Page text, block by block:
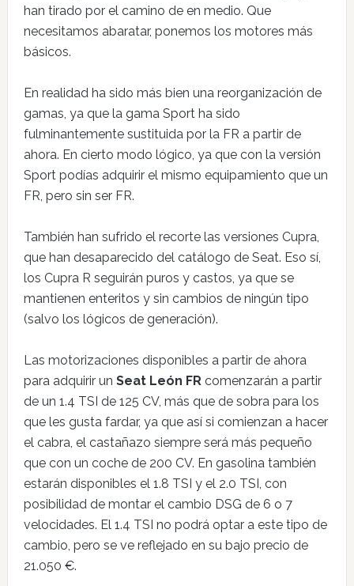
han tirado por el camino de en medio. Que
necesitamos abaratar, ponemos los motores más
básicos.
En realidad ha sido más bien una reorganización de
gamas, ya que la gama Sport ha sido
fulminantemente sustituida por la FR a partir de
ahora. En cierto modo lógico, ya que con la versión
Sport podías adquirir el mismo equipamiento que un
FR, pero sin ser FR.
También han sufrido el recorte las versiones Cupra,
que han desaparecido del catálogo de Seat. Eso sí,
los Cupra R seguirán puros y castos, ya que se
mantienen enteritos y sin cambios de ningún tipo
(salvo los lógicos de generación).
Las motorizaciones disponibles a partir de ahora
para adquirir un Seat León FRcomenzarán a partir
de un 1.4 TSI de 125 CV, más que de sobra para los
que les gusta fardar, ya que así si comienzan a hacer
el cabra, el castañazo siempre será más pequeño
que con un coche de 200 CV. En gasolina también
estarán disponibles el 1.8 TSI y el 2.0 TSI, con
posibilidad de montar el cambio DSG de 6 o 7
velocidades. El 1.4 TSI no podrá optar a este tipo de
cambio, pero se ve reflejado en su bajo precio de
21.050 €.